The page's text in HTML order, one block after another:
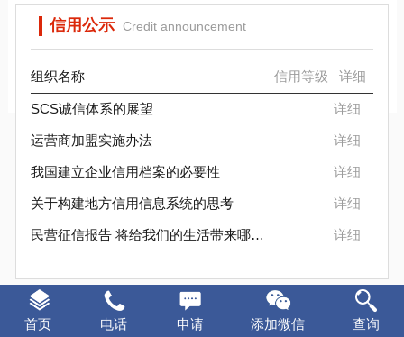
首页 电话 申请 添加微信 查询
信用公示 Credit announcement
组织名称 信用等级 详细
SCS诚信体系的展望 详细
运营商加盟实施办法 详细
我国建立企业信用档案的必要性 详细
关于构建地方信用信息系统的思考 详细
民营征信报告 将给我们的生活带来哪些变化 详细
证书样本Certificate sample